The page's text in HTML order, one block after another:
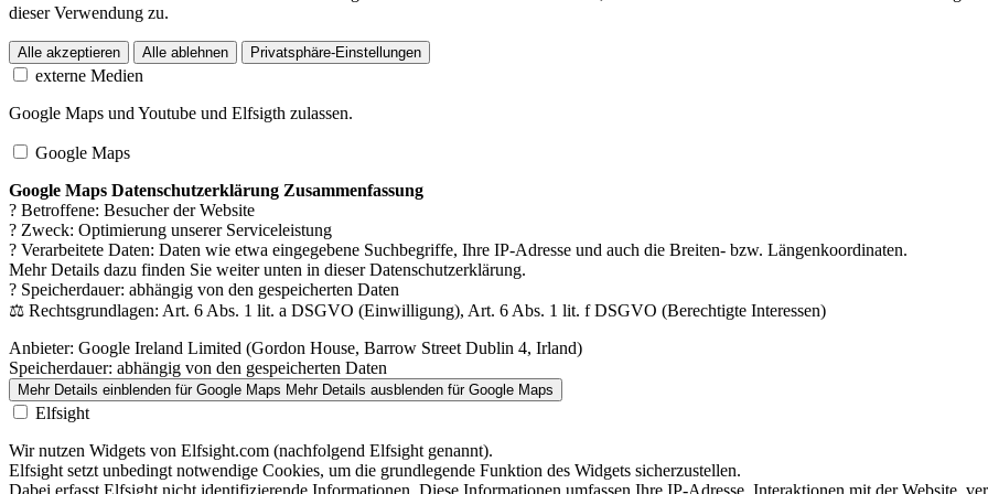
dieser Verwendung zu.
Alle akzeptieren Alle ablehnen Privatsphäre-Einstellungen
externe Medien
Google Maps und Youtube und Elfsigth zulassen.
Google Maps
Google Maps Datenschutzerklärung Zusammenfassung
? Betroffene: Besucher der Website
? Zweck: Optimierung unserer Serviceleistung
? Verarbeitete Daten: Daten wie etwa eingegebene Suchbegriffe, Ihre IP-Adresse und auch die Breiten- bzw. Längenkoordinaten.
Mehr Details dazu finden Sie weiter unten in dieser Datenschutzerklärung.
? Speicherdauer: abhängig von den gespeicherten Daten
⚖️ Rechtsgrundlagen: Art. 6 Abs. 1 lit. a DSGVO (Einwilligung), Art. 6 Abs. 1 lit. f DSGVO (Berechtigte Interessen)
Anbieter: Google Ireland Limited (Gordon House, Barrow Street Dublin 4, Irland)
Speicherdauer: abhängig von den gespeicherten Daten
Mehr Details einblenden für Google Maps Mehr Details ausblenden für Google Maps
Elfsight
Wir nutzen Widgets von Elfsight.com (nachfolgend Elfsight genannt).
Elfsight setzt unbedingt notwendige Cookies, um die grundlegende Funktion des Widgets sicherzustellen.
Dabei erfasst Elfsight nicht identifizierende Informationen. Diese Informationen umfassen Ihre IP-Adresse, Interaktionen mit der Website,